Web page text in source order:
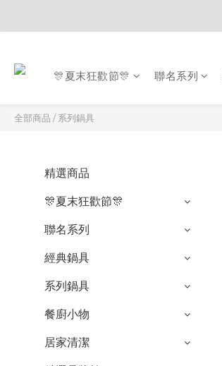
🎊夏末狂歡節🎊 聯名系列
全部商品 /系列鍋具
精選商品
🎊夏末狂歡節🎊
聯名系列
經典鍋具
系列鍋具
餐廚小物
居家清潔